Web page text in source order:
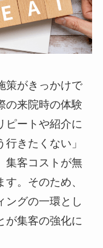
策がきっかけで
の来院時の体験
ピートや紹介に
きたくない」
集客コストが無
。そのため、
ングの一環とし
が集客の強化に